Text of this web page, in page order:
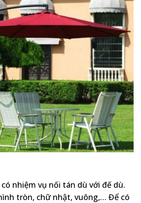
nhiệm vụ nối tán dù với đế dù.
tròn, chữ nhật, vuông,… Để có